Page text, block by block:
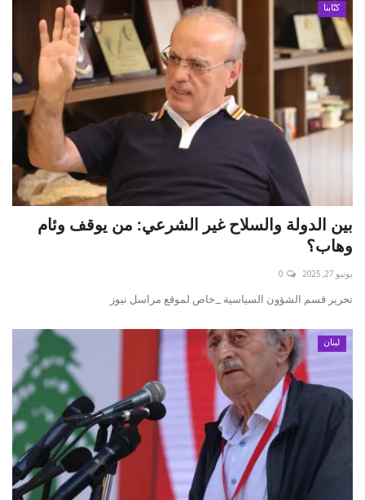
كتّابنا
بين الدولة والسلاح غير الشرعي: من يوقف وئام
وهاب؟
يونيو 27, 2025 0
تحرير قسم الشؤون السياسية _خاص لموقع مراسل نيوز
لبنان